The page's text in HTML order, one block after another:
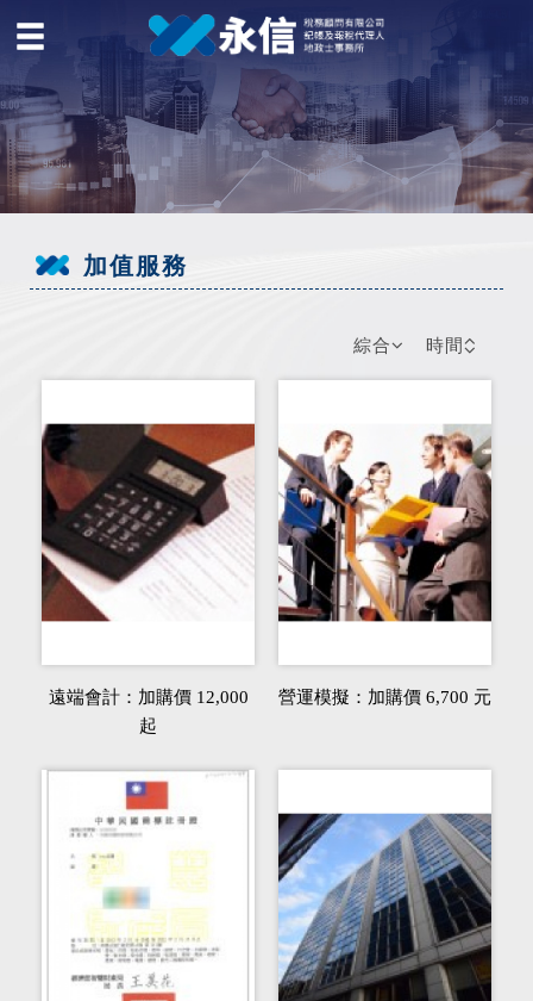
加值服務
綜合 時間
遠端會計：加購價 12,000
起
營運模擬：加購價 6,700 元